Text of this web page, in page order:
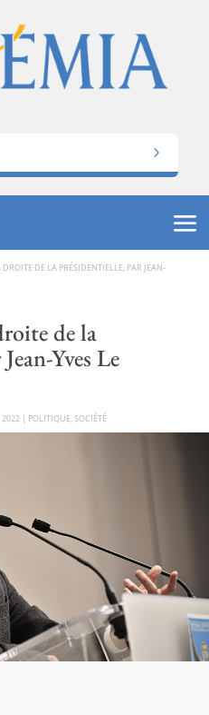
DE LA PRÉSIDENTIELLE, PAR JEAN-
de la
Yves Le
2022| POLITIQUE, SOCIÉTÉ